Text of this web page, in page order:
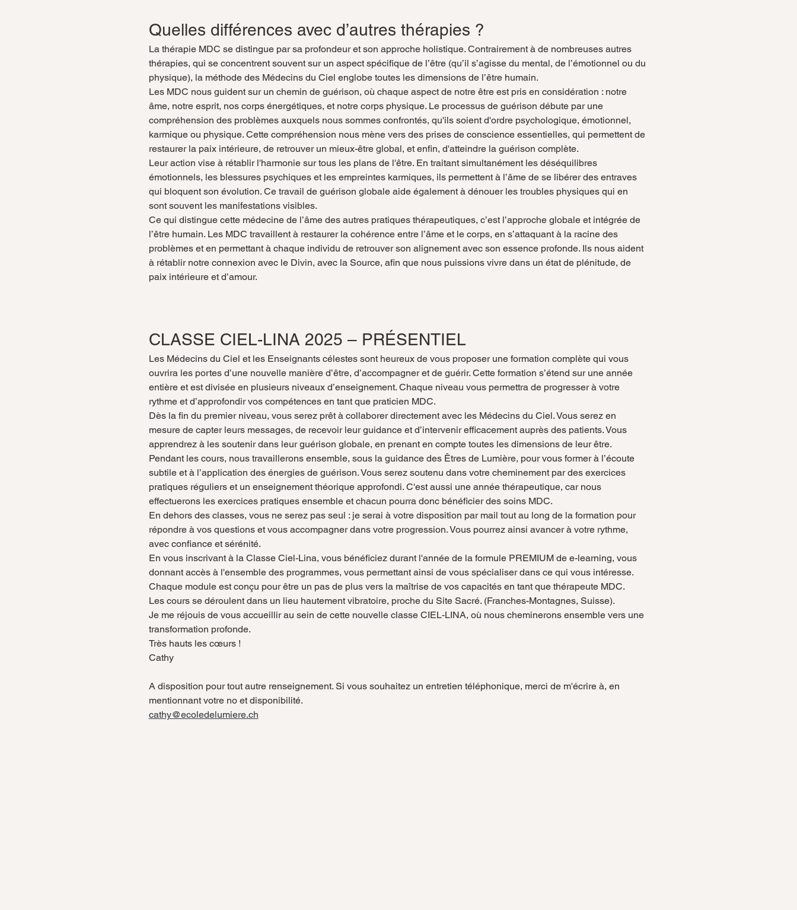
Quelles différences avec d’autres thérapies ?
La thérapie MDC se distingue par sa profondeur et son approche holistique. Contrairement à de nombreuses autres
thérapies, qui se concentrent souvent sur un aspect spécifique de l’être (qu’il s’agisse du mental, de l’émotionnel ou du
physique), la méthode des Médecins du Ciel englobe toutes les dimensions de l’être humain.
Les MDC nous guident sur un chemin de guérison, où chaque aspect de notre être est pris en considération : notre
âme, notre esprit, nos corps énergétiques, et notre corps physique. Le processus de guérison débute par une
compréhension des problèmes auxquels nous sommes confrontés, qu'ils soient d'ordre psychologique, émotionnel,
karmique ou physique. Cette compréhension nous mène vers des prises de conscience essentielles, qui permettent de
restaurer la paix intérieure, de retrouver un mieux-être global, et enfin, d'atteindre la guérison complète.
Leur action vise à rétablir l'harmonie sur tous les plans de l'être. En traitant simultanément les déséquilibres
émotionnels, les blessures psychiques et les empreintes karmiques, ils permettent à l’âme de se libérer des entraves
qui bloquent son évolution. Ce travail de guérison globale aide également à dénouer les troubles physiques qui en
sont souvent les manifestations visibles.
Ce qui distingue cette médecine de l’âme des autres pratiques thérapeutiques, c’est l’approche globale et intégrée de
l’être humain. Les MDC travaillent à restaurer la cohérence entre l’âme et le corps, en s’attaquant à la racine des
problèmes et en permettant à chaque individu de retrouver son alignement avec son essence profonde. Ils nous aident
à rétablir notre connexion avec le Divin, avec la Source, afin que nous puissions vivre dans un état de plénitude, de
paix intérieure et d’amour.
CLASSE CIEL-LINA 2025 – PRÉSENTIEL
Les Médecins du Ciel et les Enseignants célestes sont heureux de vous proposer une formation complète qui vous
ouvrira les portes d’une nouvelle manière d’être, d’accompagner et de guérir. Cette formation s’étend sur une année
entière et est divisée en plusieurs niveaux d’enseignement. Chaque niveau vous permettra de progresser à votre
rythme et d’approfondir vos compétences en tant que praticien MDC.
Dès la fin du premier niveau, vous serez prêt à collaborer directement avec les Médecins du Ciel. Vous serez en
mesure de capter leurs messages, de recevoir leur guidance et d’intervenir efficacement auprès des patients. Vous
apprendrez à les soutenir dans leur guérison globale, en prenant en compte toutes les dimensions de leur être.
Pendant les cours, nous travaillerons ensemble, sous la guidance des Êtres de Lumière, pour vous former à l’écoute
subtile et à l’application des énergies de guérison. Vous serez soutenu dans votre cheminement par des exercices
pratiques réguliers et un enseignement théorique approfondi. C'est aussi une année thérapeutique, car nous
effectuerons les exercices pratiques ensemble et chacun pourra donc bénéficier des soins MDC.
En dehors des classes, vous ne serez pas seul : je serai à votre disposition par mail tout au long de la formation pour
répondre à vos questions et vous accompagner dans votre progression. Vous pourrez ainsi avancer à votre rythme,
avec confiance et sérénité.
En vous inscrivant à la Classe Ciel-Lina, vous bénéficiez durant l'année de la formule PREMIUM de e-learning, vous
donnant accès à l'ensemble des programmes, vous permettant ainsi de vous spécialiser dans ce qui vous intéresse.
Chaque module est conçu pour être un pas de plus vers la maîtrise de vos capacités en tant que thérapeute MDC.
Les cours se déroulent dans un lieu hautement vibratoire, proche du Site Sacré. (Franches-Montagnes, Suisse).
Je me réjouis de vous accueillir au sein de cette nouvelle classe CIEL-LINA, où nous cheminerons ensemble vers une
transformation profonde.
Très hauts les cœurs !
Cathy
A disposition pour tout autre renseignement. Si vous souhaitez un entretien téléphonique, merci de m'écrire à, en
mentionnant votre no et disponibilité.
cathy@ecoledelumiere.ch